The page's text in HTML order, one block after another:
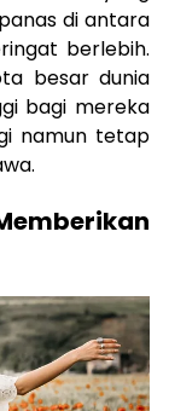
di antara
berlebih.
besar dunia
bagi mereka
namun tetap